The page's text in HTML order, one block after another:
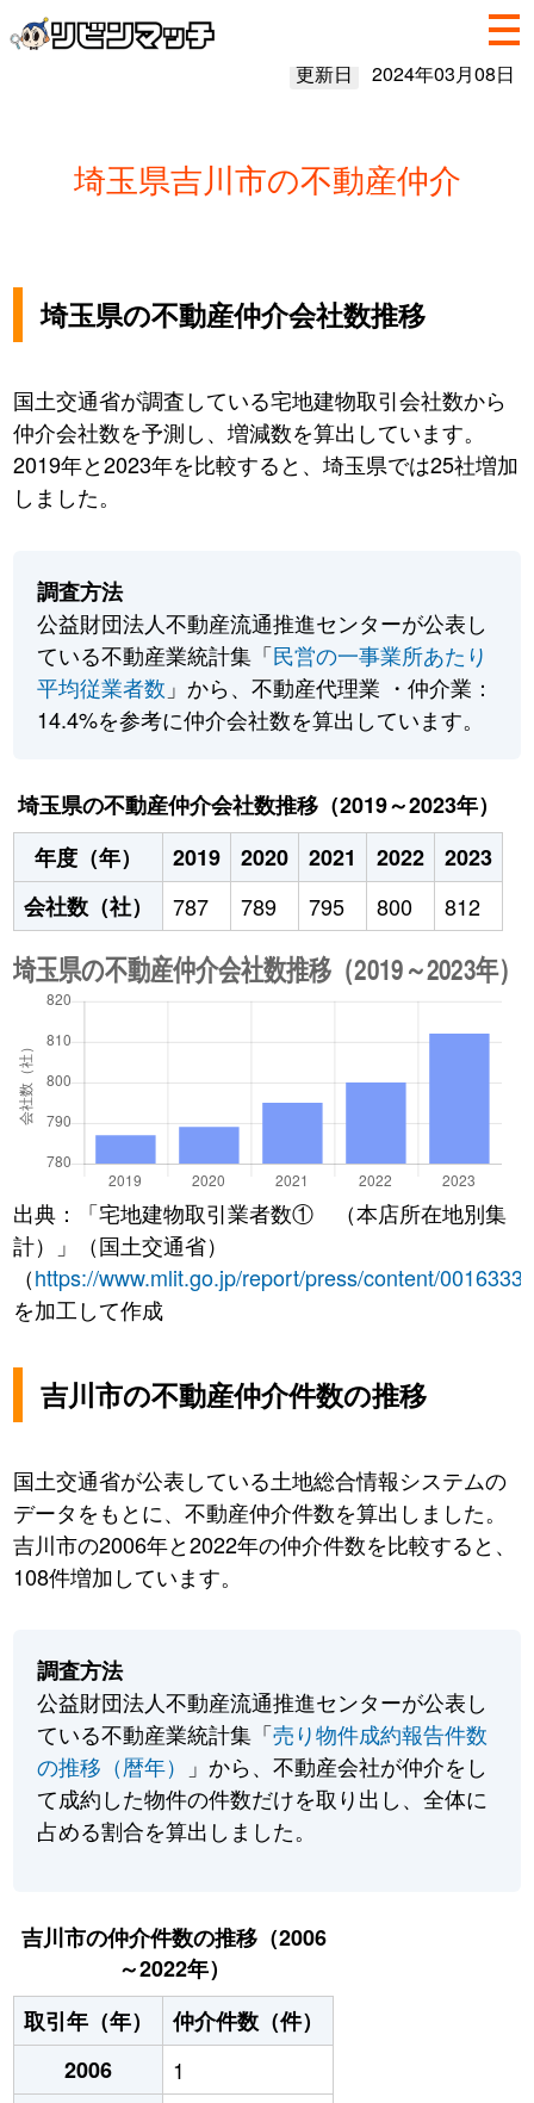
更新日 2024年03月08日
埼玉県吉川市の不動産仲介
埼玉県の不動産仲介会社数推移
国土交通省が調査している宅地建物取引会社数から
仲介会社数を予測し、増減数を算出しています。
2019年と2023年を比較すると、埼玉県では25社増加
しました。
調査方法
公益財団法人不動産流通推進センターが公表し
ている不動産業統計集「民営の一事業所あたり
平均従業者数 」から、不動産代理業 ・仲介業：
14.4%を参考に仲介会社数を算出しています。
埼玉県の不動産仲介会社数推移（2019～2023年）
年度（年）
2019 2020 2021 2022
2023
会社数（社）
787 789 795 800 812
出典：「宅地建物取引業者数① （本店所在地別集
計）」（国土交通省）
（https://www.mlit.go.jp/report/press/content/
を加工して作成
吉川市の不動産仲介件数の推移
国土交通省が公表している土地総合情報システムの
データをもとに、不動産仲介件数を算出しました。
吉川市の2006年と2022年の仲介件数を比較すると、
108件増加しています。
調査方法
公益財団法人不動産流通推進センターが公表し
ている不動産業統計集「売り物件成約報告件数
の推移（暦年）
」から、不動産会社が仲介をし
て成約した物件の件数だけを取り出し、全体に
占める割合を算出しました。
吉川市の仲介件数の推移（2006
～2022年）
取引年（年）
仲介件数（件）
2006
1